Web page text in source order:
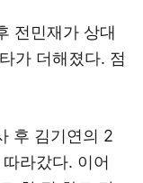
전민재가 상대
가 더해졌다. 점
후 김기연의 2
라갔다. 이어